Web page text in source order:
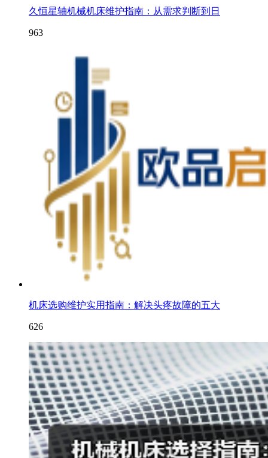
久恒星轴机械机床维护指南：从需求判断到日
963
机床选购维护实用指南：解决头疼故障的五大
626